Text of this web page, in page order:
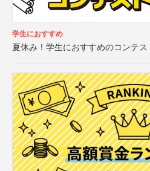
学生におすすめ
夏休み！学生におすすめのコンテス